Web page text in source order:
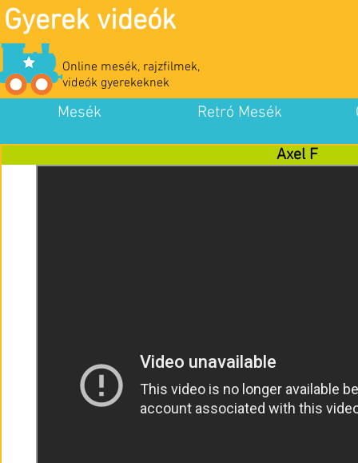
Gyerek videók
Online mesék, rajzfilmek,
videók gyerekeknek
Mesék Retró Mesék
Axel F